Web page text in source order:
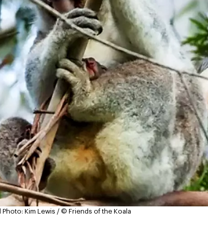
Photo: Kim Lewis / © Friends of the Koala